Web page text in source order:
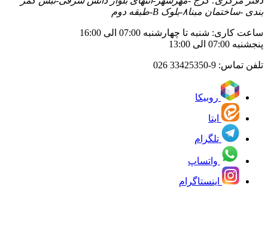
بندی -ساختمان مبنا۸-بلوک B-طبقه دوم
ساعت کاری: شنبه تا چهارشنبه 07:00 الی 16:00
پنجشنبه 07:00 الی 13:00
تلفن تماس: 33425350-9 026
روبیکا
ایتا
تلگرام
واتساپ
اینستاگرام